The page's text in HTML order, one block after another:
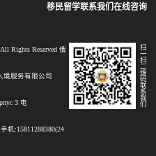
移民留学联系我们 在线咨询
Rights Reserved 俄
境服务有限公司
3 电
机:15811288380(24
扫
一
扫
二
维
码
联
系
我
们